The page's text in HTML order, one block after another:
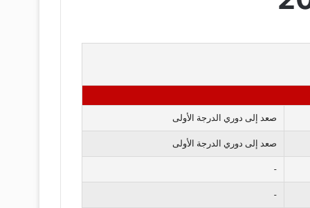
صعد إلى دوري الدرجة الأولى
صعد إلى دوري الدرجة الأولى
-
-